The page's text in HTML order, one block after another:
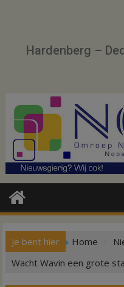
Hardenberg –
Je bent hier Home
Wacht Wavin een grote